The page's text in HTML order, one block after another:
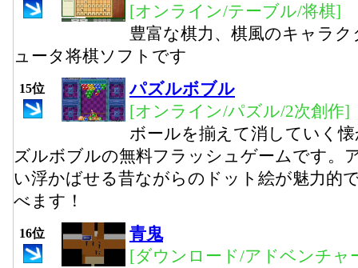
[オンライン/テーブル/将棋]
豊富な棋力、棋風のキャラ
ュータ将棋ソフトです
15位
パズルボブル
[オンライン/パズル/2次創作]
ボールを揃えて消していく
ズルボブルの無料フラッシュゲームです。
い浮かばせる昔ながらのドット絵が魅力的
べます！
16位
青鬼
[ダウンロード/アドベンチャ